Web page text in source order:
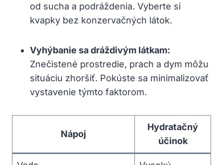
od sucha a⁣ podráždenia.⁣ Vyberte si
kvapky⁣ bez konzervačných látok.
Vyhýbanie⁣ sa dráždivým látkam:
Znečistené ⁣prostredie, prach a⁢ dym môžu
situáciu zhoršiť. Pokúste ⁤sa minimalizovať
vystavenie týmto faktorom.
Nápoj
Hydratačný‌
účinok